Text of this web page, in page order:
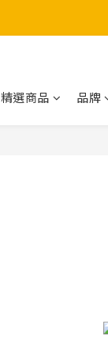
精選商品 品牌